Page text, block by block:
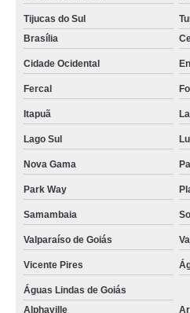
onde encontrar estufa secagem Extrema
onde encontrar estufa de laboratório
onde comprar estufa de esterilização
estufa esterilização comprar Varginha
estufa de esterilização e secagem
estufa de secagem laboratório comprar
onde encontrar estufa para esterilização
estufa esterilização comprar Alphaville
Tijucas do Sul
Brasília
Cidade Ocidental
Fercal
Itapuã
Lago Sul
Nova Gama
Park Way
Samambaia
Valparaíso de Goiás
Vicente Pires
Águas Lindas de Goiás
Alphaville